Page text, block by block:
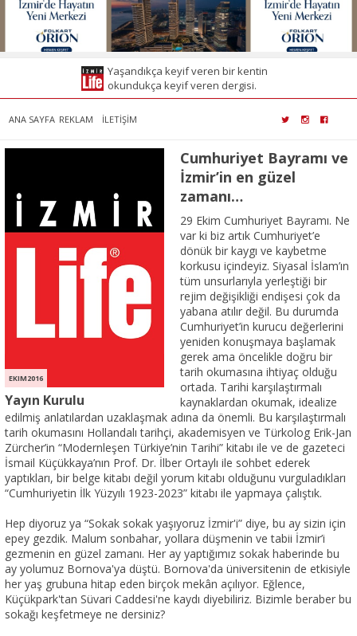
Yaşandıkça keyif veren bir kentin
okundukça keyif veren dergisi.
ANA SAYFA REKLAM İLETİŞİM
EKIM2016
Yayın Kurulu
Cumhuriyet Bayramı ve
İzmir’in en güzel
zamanı…
29 Ekim Cumhuriyet Bayramı. Ne
var ki biz artık Cumhuriyet’e
dönük bir kaygı ve kaybetme
korkusu içindeyiz. Siyasal İslam’ın
tüm unsurlarıyla yerleştiği bir
rejim değişikliği endişesi çok da
yabana atılır değil. Bu durumda
Cumhuriyet’in kurucu değerlerini
yeniden konuşmaya başlamak
gerek ama öncelikle doğru bir
tarih okumasına ihtiyaç olduğu
ortada. Tarihi karşılaştırmalı
kaynaklardan okumak, idealize
edilmiş anlatılardan uzaklaşmak adına da önemli. Bu karşılaştırmalı
tarih okumasını Hollandalı tarihçi, akademisyen ve Türkolog Erik-Jan
Zürcher’in “Modernleşen Türkiye’nin Tarihi” kitabı ile ve de gazeteci
İsmail Küçükkaya’nın Prof. Dr. İlber Ortaylı ile sohbet ederek
yaptıkları, bir belge kitabı değil yorum kitabı olduğunu vurguladıkları
“Cumhuriyetin İlk Yüzyılı 1923-2023” kitabı ile yapmaya çalıştık.
Hep diyoruz ya “Sokak sokak yaşıyoruz İzmir'i” diye, bu ay sizin için
epey gezdik. Malum sonbahar, yollara düşmenin ve tabii İzmir’i
gezmenin en güzel zamanı. Her ay yaptığımız sokak haberinde bu
ay yolumuz Bornova'ya düştü. Bornova'da üniversitenin de etkisiyle
her yaş grubuna hitap eden birçok mekân açılıyor. Eğlence,
Küçükpark'tan Süvari Caddesi'ne kaydı diyebiliriz. Bizimle beraber bu
sokağı keşfetmeye ne dersiniz?